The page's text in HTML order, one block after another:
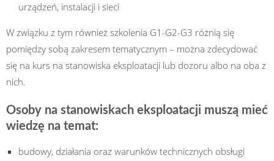
urządzeń, instalacji i sieci
W związku z tym również szkolenia G1-G2-G3 różnią się
pomiędzy sobą zakresem tematycznym – można zdecydować
się na kurs na stanowiska eksploatacji lub dozoru albo na oba z
nich.
Osoby na stanowiskach eksploatacji muszą mieć
wiedzę na temat:
budowy, działania oraz warunków technicznych obsługi